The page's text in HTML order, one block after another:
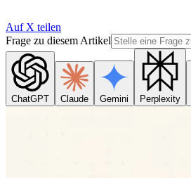
Auf X teilen
Frage zu diesem Artikel
ChatGPT Claude Gemini Perplexity